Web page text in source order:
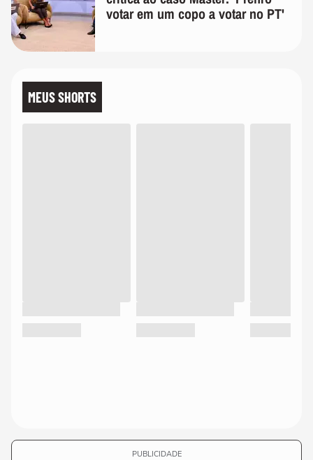
votar em um copo a votar no PT'
MEUS SHORTS
PUBLICIDADE